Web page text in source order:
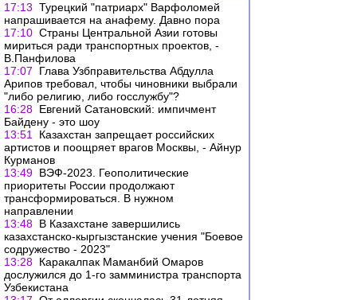
17:13 Турецкий "патриарх" Варфоломей
напрашивается на анафему. Давно пора
17:10 Страны Центральной Азии готовы
мириться ради транспортных проектов, -
В.Панфилова
17:07
Глава Узбправительства Абдулла
Арипов требовал, чтобы чиновники выбрали
"либо религию, либо госслужбу"?
16:28 Евгений Сатановский: импичмент
Байдену - это шоу
13:51
Казахстан запрещает российских
артистов и поощряет врагов Москвы, - Айнур
Курманов
13:49 ВЭФ-2023. Геополитические
приоритеты России продолжают
трансформироваться. В нужном
направлении
13:48 В Казахстане завершились
казахстанско-кыргызстанские учения "Боевое
содружество - 2023"
13:28 Каракалпак Маманбий Омаров
дослужился до 1-го замминистра транспорта
Узбекистана